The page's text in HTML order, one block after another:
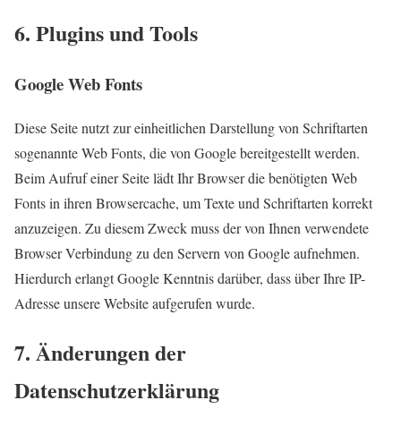
6. Plugins und Tools
Google Web Fonts
Diese Seite nutzt zur einheitlichen Darstellung von Schriftarten
sogenannteWeb Fonts, die von Google bereitgestellt werden.
Beim Aufruf einer Seite lädt Ihr Browser die benötigten Web
Fonts in ihren Browsercache, um Texte und Schriftarten korrekt
anzuzeigen. Zu diesem Zweck muss der von Ihnen verwendete
Browser Verbindung zu den Servern von Google aufnehmen.
Hierdurch erlangt Google Kenntnis darüber, dass über Ihre IP-
Adresse unsere Website aufgerufen wurde.
7. Änderungen der
Datenschutzerklärung